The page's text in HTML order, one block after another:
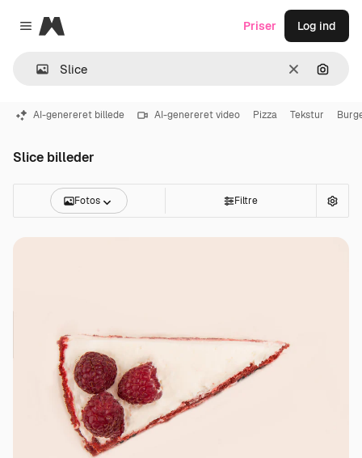
Close menu
Magnific
Klar Søg
Priser Log ind
AI-genereret billede AI-genereret video Pizza Tekstur
Slice billeder
Fotos Filtre